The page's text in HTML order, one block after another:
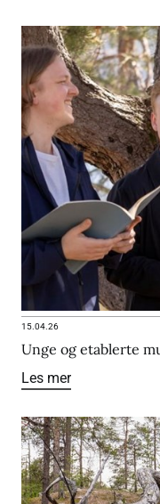
15.04.26
Unge og etablerte
Les mer